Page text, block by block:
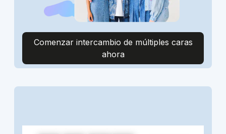
Comenzar intercambio de múltiples caras
ahora